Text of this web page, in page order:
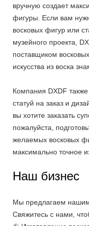
вручную создает
фигуры.
Если вам
восковых фигур или
музейного проекта,
поставщиком
искусства из воска
Компания DXDF
статуй на заказ и
вы хотите заказать
пожалуйста,
желаемых восковых
максимально точное
Наш бизнес
Мы предлагаем
Свяжитесь с нами,